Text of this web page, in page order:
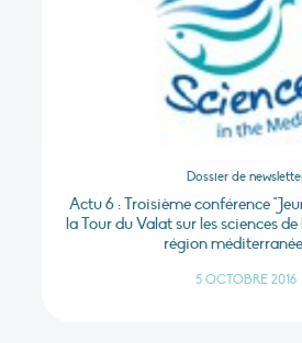
Dossier de
Actu 6 : Troisième conférence
la Tour du Valat sur les sciences
région
5 OCTOBRE 2016